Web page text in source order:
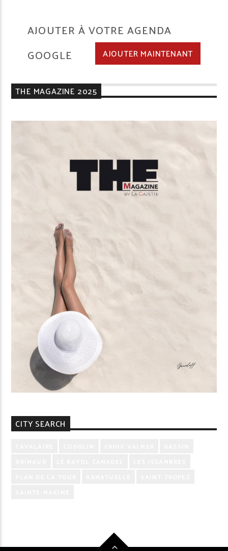
AJOUTER À VOTRE AGENDA
GOOGLE
AJOUTER MAINTENANT
THE MAGAZINE 2025
CITY SEARCH